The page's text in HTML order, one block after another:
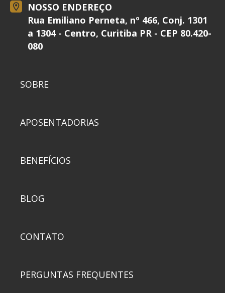
NOSSO ENDEREÇO
Rua Emiliano Perneta, nº 466, Conj. 1301
a 1304 - Centro, Curitiba PR - CEP 80.420-
080
SOBRE
APOSENTADORIAS
BENEFÍCIOS
BLOG
CONTATO
PERGUNTAS FREQUENTES